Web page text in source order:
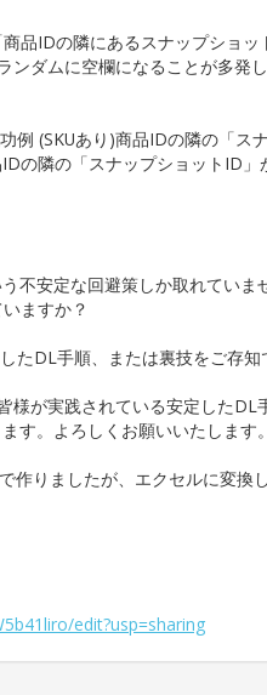
品IDの隣にあるスナップショッ
ンダムに空欄になることが多発
例 (SKUあり)商品IDの隣の「ス
の隣の「スナップショットID」
不安定な回避策しか取れていま
ますか？
たDL手順、または裏技をご存知
が実践されている安定したDL
す。よろしくお願いいたします
作りましたが、エクセルに変換
edit?usp=sharing